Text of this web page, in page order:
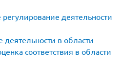
регулирование деятельности
деятельности в области
соответствия в области